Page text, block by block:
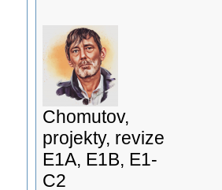
Chomutov,
projekty, revize
E1A, E1B, E1-
C2